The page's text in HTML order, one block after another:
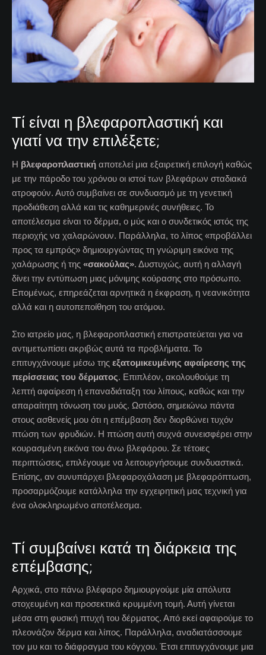
Τί είναι η βλεφαροπλαστική και
γιατί να την επιλέξετε;
Η βλεφαροπλαστική αποτελεί μια εξαιρετική επιλογή καθώς
με την πάροδο του χρόνου οι ιστοί των βλεφάρων σταδιακά
ατροφούν. Αυτό συμβαίνει σε συνδυασμό με τη γενετική
προδιάθεση αλλά και τις καθημερινές συνήθειες. Το
αποτέλεσμα είναι το δέρμα, ο μύς και ο συνδετικός ιστός της
περιοχής να χαλαρώνουν. Παράλληλα, το λίπος «προβάλλει
προς τα εμπρός» δημιουργώντας τη γνώριμη εικόνα της
χαλάρωσης ή της «σακούλας». Δυστυχώς, αυτή η αλλαγή
δίνει την εντύπωση μιας μόνιμης κούρασης στο πρόσωπο.
Επομένως, επηρεάζεται αρνητικά η έκφραση, η νεανικότητα
αλλά και η αυτοπεποίθηση του ατόμου.
Στο ιατρείο μας, η βλεφαροπλαστική επιστρατεύεται για να
αντιμετωπίσει ακριβώς αυτά τα προβλήματα. Το
επιτυγχάνουμε μέσω της εξατομικευμένης αφαίρεσης της
περίσσειας του δέρματος. Επιπλέον, ακολουθούμε τη
λεπτή αφαίρεση ή επαναδιάταξη του λίπους, καθώς και την
απαραίτητη τόνωση του μυός. Ωστόσο, σημειώνω πάντα
στους ασθενείς μου ότι η επέμβαση δεν διορθώνει τυχόν
πτώση των φρυδιών. Η πτώση αυτή συχνά συνεισφέρει στην
κουρασμένη εικόνα του άνω βλεφάρου. Σε τέτοιες
περιπτώσεις, επιλέγουμε να λειτουργήσουμε συνδυαστικά.
Επίσης, αν συνυπάρχει βλεφαροχάλαση με βλεφαρόπτωση,
προσαρμόζουμε κατάλληλα την εγχειρητική μας τεχνική για
ένα ολοκληρωμένο αποτέλεσμα.
Τί συμβαίνει κατά τη διάρκεια της
επέμβασης;
Αρχικά, στο πάνω βλέφαρο δημιουργούμε μία απόλυτα
στοχευμένη και προσεκτικά κρυμμένη τομή. Αυτή γίνεται
μέσα στη φυσική πτυχή του δέρματος. Από εκεί αφαιρούμε το
πλεονάζον δέρμα και λίπος. Παράλληλα, αναδιατάσσουμε
τον μυ και το διάφραγμα του κόγχου. Έτσι επιτυγχάνουμε μια